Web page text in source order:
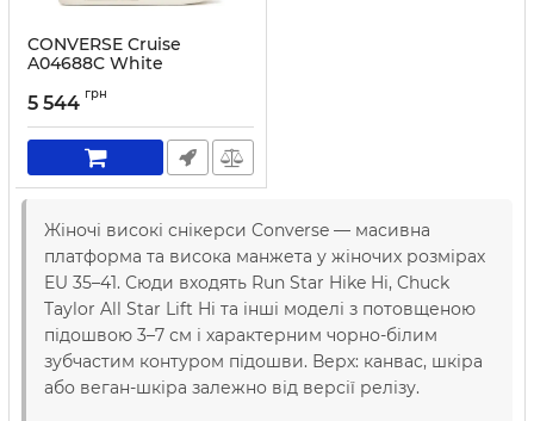
CONVERSE Cruise
A04688C White
5 544 грн
Жіночі високі снікерси Converse — масивна
платформа та висока манжета у жіночих розмірах
EU 35–41. Сюди входять Run Star Hike Hi, Chuck
Taylor All Star Lift Hi та інші моделі з потовщеною
підошвою 3–7 см і характерним чорно-білим
зубчастим контуром підошви. Верх: канвас, шкіра
або веган-шкіра залежно від версії релізу.